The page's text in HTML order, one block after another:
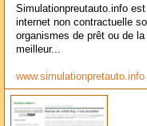
Simulationpreutauto.info
internet non contractuelle
organismes de prêt ou de
meilleur...
www.simulationpretauto.info